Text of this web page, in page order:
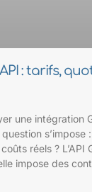
: tarifs,
une intégration
s’impose
réels ?
impose des